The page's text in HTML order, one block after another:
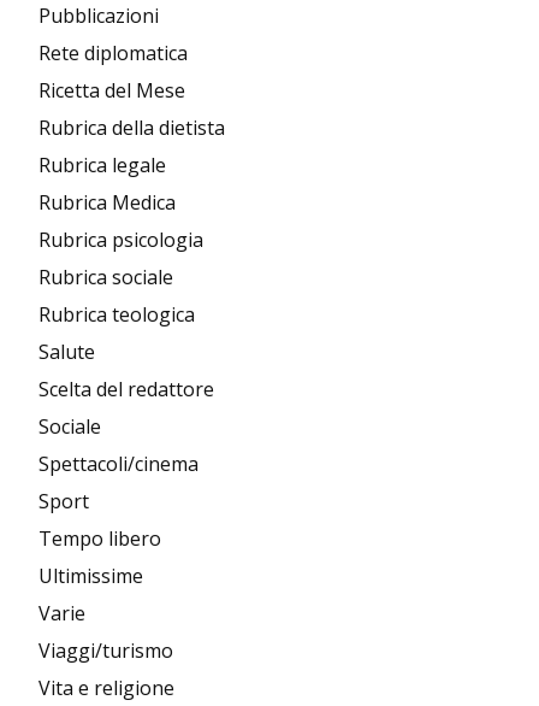
Pubblicazioni
Rete diplomatica
Ricetta del Mese
Rubrica della dietista
Rubrica legale
Rubrica Medica
Rubrica psicologia
Rubrica sociale
Rubrica teologica
Salute
Scelta del redattore
Sociale
Spettacoli/cinema
Sport
Tempo libero
Ultimissime
Varie
Viaggi/turismo
Vita e religione